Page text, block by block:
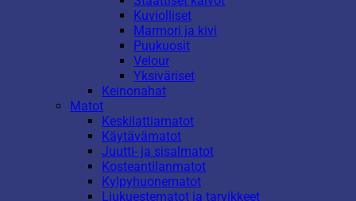
Kuviolliset
Marmori ja kivi
Puukuosit
Velour
Yksiväriset
Keinonahat
Matot
Keskilattiamatot
Käytävämatot
Juutti- ja sisalmatot
Kosteantilanmatot
Kylpyhuonematot
Liukuestematot ja tarvikkeet